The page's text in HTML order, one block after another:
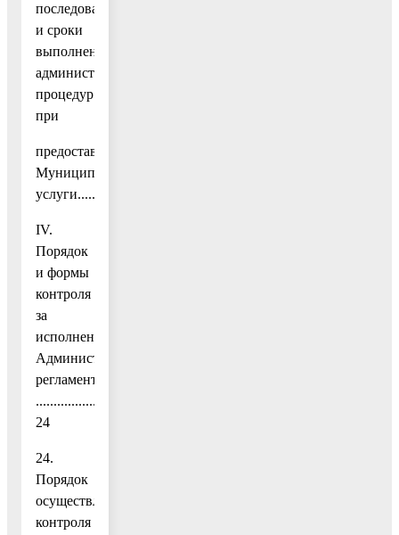
последовательность
и сроки
выполнения
административных
процедур
при
предоставлении
Муниципальной
IV.
Порядок
и формы
контроля
за
исполнением
Административного
регламента
24
24.
Порядок
осуществления
контроля